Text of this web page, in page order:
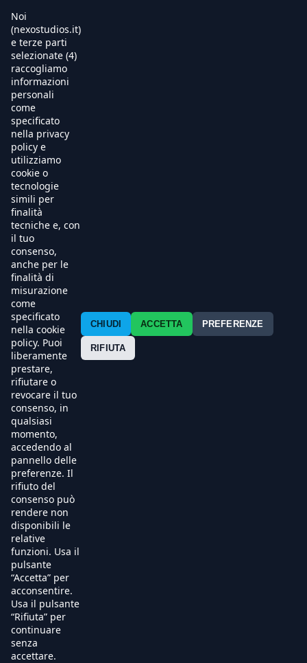
Contatti
Noi
(nexostudios.it)
e terze parti
selezionate (4)
raccogliamo
informazioni
personali
come
specificato
nella privacy
policy e
utilizziamo
cookie o
tecnologie
simili per
finalità
tecniche e, con
il tuo
consenso,
anche per le
finalità di
misurazione
come
specificato
nella cookie
policy. Puoi
liberamente
prestare,
rifiutare o
revocare il tuo
consenso, in
qualsiasi
momento,
accedendo al
pannello delle
preferenze. Il
rifiuto del
consenso può
rendere non
disponibili le
relative
funzioni. Usa il
pulsante
“Accetta” per
acconsentire.
Usa il pulsante
“Rifiuta” per
continuare
senza
accettare.
CHIUDI ACCETTA PREFERENZE
RIFIUTA